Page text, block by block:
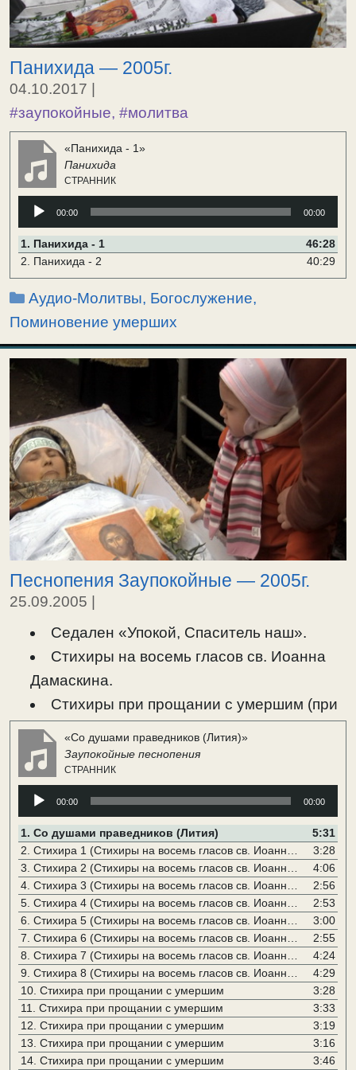
Панихида — 2005г.
04.10.2017 |
#заупокойные, #молитва
«Панихида - 1»
Панихида
СТРАННИК
Аудиоплеер
00:00 00:00
1. Панихида - 1
46:28
2. Панихида - 2 40:29
Рубрики
Аудио-Молитвы, Богослужение,
Поминовение умерших
Песнопения Заупокойные — 2005г.
25.09.2005
Седален «Упокой, Спаситель наш».
Стихиры на восемь гласов св. Иоанна
Дамаскина.
Стихиры при прощании с умершим (при
последнем целовании умершего).
Со душами праведников.
«Со душами праведников (Лития)»
Заупокойные песнопения
СТРАННИК
Аудиоплеер
00:00 00:00
1. Со душами праведников (Лития)
5:31
2. Стихира 1 (Стихиры на восемь гласов св. Иоанна Дамаскина)
3:28
3. Стихира 2 (Стихиры на восемь гласов св. Иоанна Дамаскина)
4:06
4. Стихира 3 (Стихиры на восемь гласов св. Иоанна Дамаскина)
2:56
5. Стихира 4 (Стихиры на восемь гласов св. Иоанна Дамаскина)
2:53
6. Стихира 5 (Стихиры на восемь гласов св. Иоанна Дамаскина)
3:00
7. Стихира 6 (Стихиры на восемь гласов св. Иоанна Дамаскина)
2:55
8. Стихира 7 (Стихиры на восемь гласов св. Иоанна Дамаскина)
4:24
9. Стихира 8 (Стихиры на восемь гласов св. Иоанна Дамаскина)
4:29
10. Стихира при прощании с умершим
3:28
11. Стихира при прощании с умершим
3:33
12. Стихира при прощании с умершим
3:19
13. Стихира при прощании с умершим
3:16
14. Стихира при прощании с умершим 3:46